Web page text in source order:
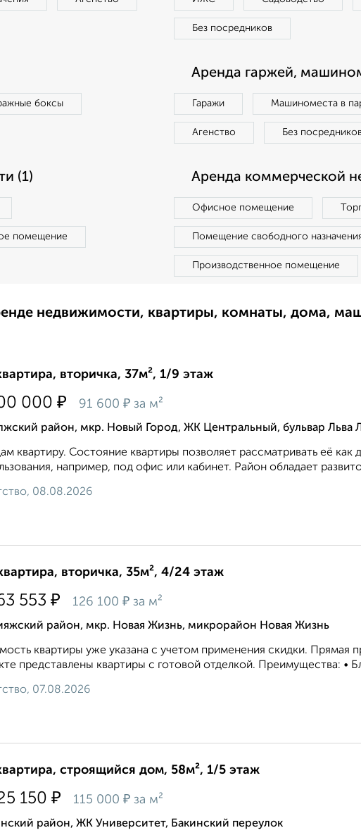
Без посредников
боксы
Аренда гаржей,
Гаражи Машиноместа в
Агенство Без
(1)
помещение
Аренда коммерческой
Офисное помещение
Помещение свободного
Производственное помещение
недвижимости, квартиры, комнаты, дома,
вторичка, 37м², 1/9 этаж
000 ₽ 91 600 ₽ за м²
район, мкр. Новый Город, ЖК Центральный, бульвар Льва
квартиру. Состояние квартиры позволяет рассматривать её как
например, под офис или кабинет. Район обладает
08.08.2026
вторичка, 35м², 4/24 этаж
553 ₽ 126 100 ₽ за м²
район, мкр. Новая Жизнь, микрорайон Новая Жизнь
квартиры уже укaзaна c учeтoм применeния cкидки. Прямая
представлены квартиры с готовой отделкой. Преимущества: •
07.08.2026
строящийся дом, 58м², 1/5 этаж
150 ₽ 115 000 ₽ за м²
район, ЖК Университет, Бакинский переулок